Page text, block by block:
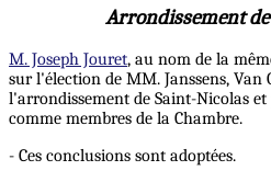
Arrondissement
M. Joseph Jouret, au nom de la
sur l'élection de MM. Janssens,
l'arrondissement de Saint-Nicolas
comme membres de la Chambre.
- Ces conclusions sont adoptées.